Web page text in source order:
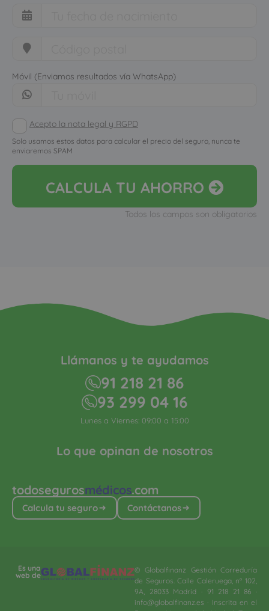
Móvil (Enviamos resultados vía WhatsApp)
Acepto la nota legal y RGPD
Solo usamos estos datos para calcular el precio del seguro, nunca te
enviaremos SPAM
CALCULA TU AHORRO
Todos los campos son obligatorios
todosegurosmédicos.com
Calcula tu seguro Contáctanos
Lo que opinan de nosotros
Llámanos y te ayudamos
91 218 21 86
93 299 04 16
Lunes a Viernes: 09:00 a 15:00
Es una
web de
© Globalfinanz Gestión Correduría
de Seguros. Calle Caleruega, nº 102,
9A, 28033 Madrid · 91 218 21 86 ·
info@globalfinanz.es · Inscrita en el